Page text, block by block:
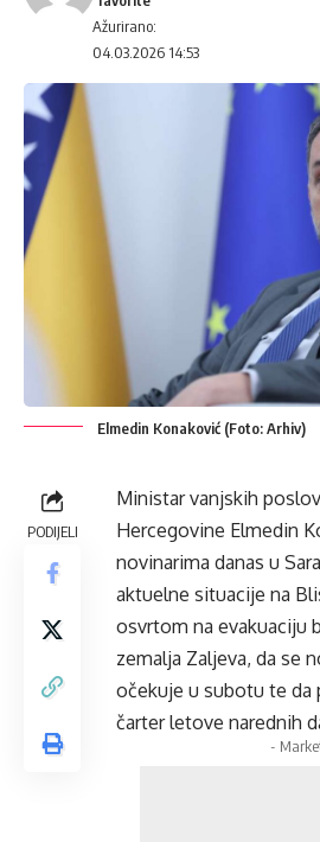
Ažurirano:
04.03.2026 14:53
Elmedin Konaković (Foto: Arhiv)
PODIJELI
Ministar vanjskih
Hercegovine Elmedin
novinarima danas u
aktuelne situacije na
osvrtom na evakuaciju
zemalja Zaljeva, da se
očekuje u subotu te da
čarter letove narednih
-